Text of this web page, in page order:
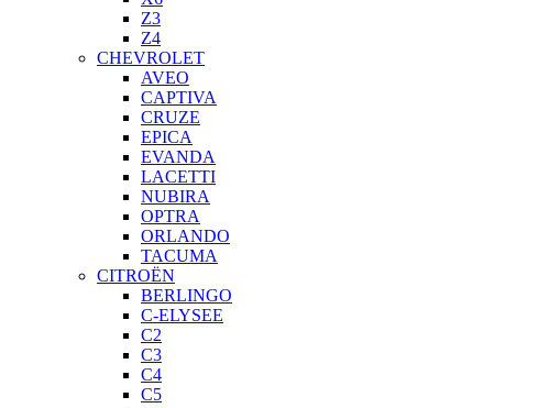
Z3
Z4
CHEVROLET
AVEO
CAPTIVA
CRUZE
EPICA
EVANDA
LACETTI
NUBIRA
OPTRA
ORLANDO
TACUMA
CITROËN
BERLINGO
C-ELYSEE
C2
C3
C4
C5